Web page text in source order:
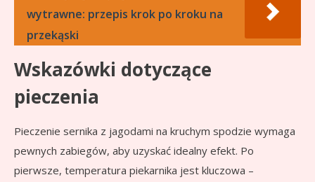
wytrawne: przepis krok po kroku na
przekąski
Wskazówki dotyczące
pieczenia
Pieczenie sernika z jagodami na kruchym spodzie wymaga
pewnych zabiegów, aby uzyskać idealny efekt. Po
pierwsze, temperatura piekarnika jest kluczowa –